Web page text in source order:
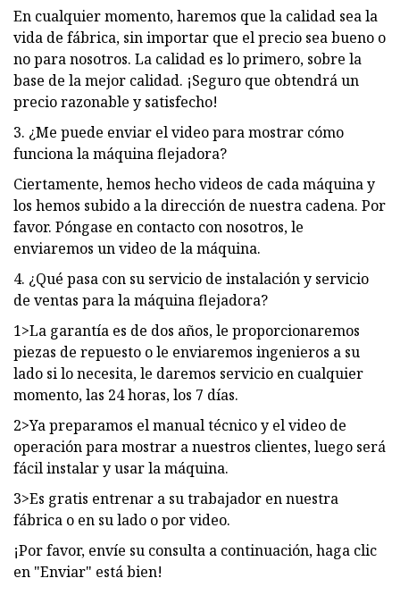
En cualquier momento, haremos que la calidad sea la
vida de fábrica, sin importar que el precio sea bueno o
no para nosotros. La calidad es lo primero, sobre la
base de la mejor calidad. ¡Seguro que obtendrá un
precio razonable y satisfecho!
3. ¿Me puede enviar el video para mostrar cómo
funciona la máquina flejadora?
Ciertamente, hemos hecho videos de cada máquina y
los hemos subido a la dirección de nuestra cadena. Por
favor. Póngase en contacto con nosotros, le
enviaremos un video de la máquina.
4. ¿Qué pasa con su servicio de instalación y servicio
de ventas para la máquina flejadora?
1>La garantía es de dos años, le proporcionaremos
piezas de repuesto o le enviaremos ingenieros a su
lado si lo necesita, le daremos servicio en cualquier
momento, las 24 horas, los 7 días.
2>Ya preparamos el manual técnico y el video de
operación para mostrar a nuestros clientes, luego será
fácil instalar y usar la máquina.
3>Es gratis entrenar a su trabajador en nuestra
fábrica o en su lado o por video.
¡Por favor, envíe su consulta a continuación, haga clic
en "Enviar" está bien!